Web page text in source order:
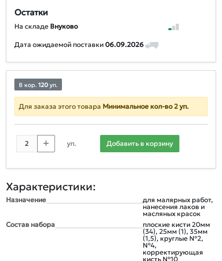
Остатки
На складе Внуково
Дата ожидаемой поставки06.09.2026
В кор. 120 уп.
Для заказа этого товара Минимальное кол-во 2 уп.
уп. Добавить в корзину
Характеристики:
Назначение
для малярных работ,
нанесения лаков и
масляных красок
Состав набора
плоские кисти 20мм
(34), 25мм (1), 35мм
(1,5), круглые №2,
№4,
корректирующая
кисть №10